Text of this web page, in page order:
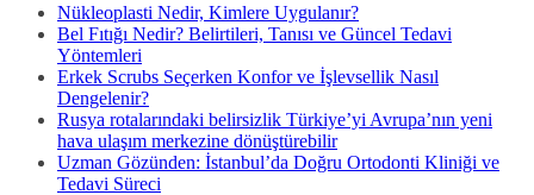
Nükleoplasti Nedir, Kimlere Uygulanır?
Bel Fıtığı Nedir? Belirtileri, Tanısı ve Güncel Tedavi
Yöntemleri
Erkek Scrubs Seçerken Konfor ve İşlevsellik Nasıl
Dengelenir?
Rusya rotalarındaki belirsizlik Türkiye’yi Avrupa’nın yeni
hava ulaşım merkezine dönüştürebilir
Uzman Gözünden: İstanbul’da Doğru Ortodonti Kliniği ve
Tedavi Süreci